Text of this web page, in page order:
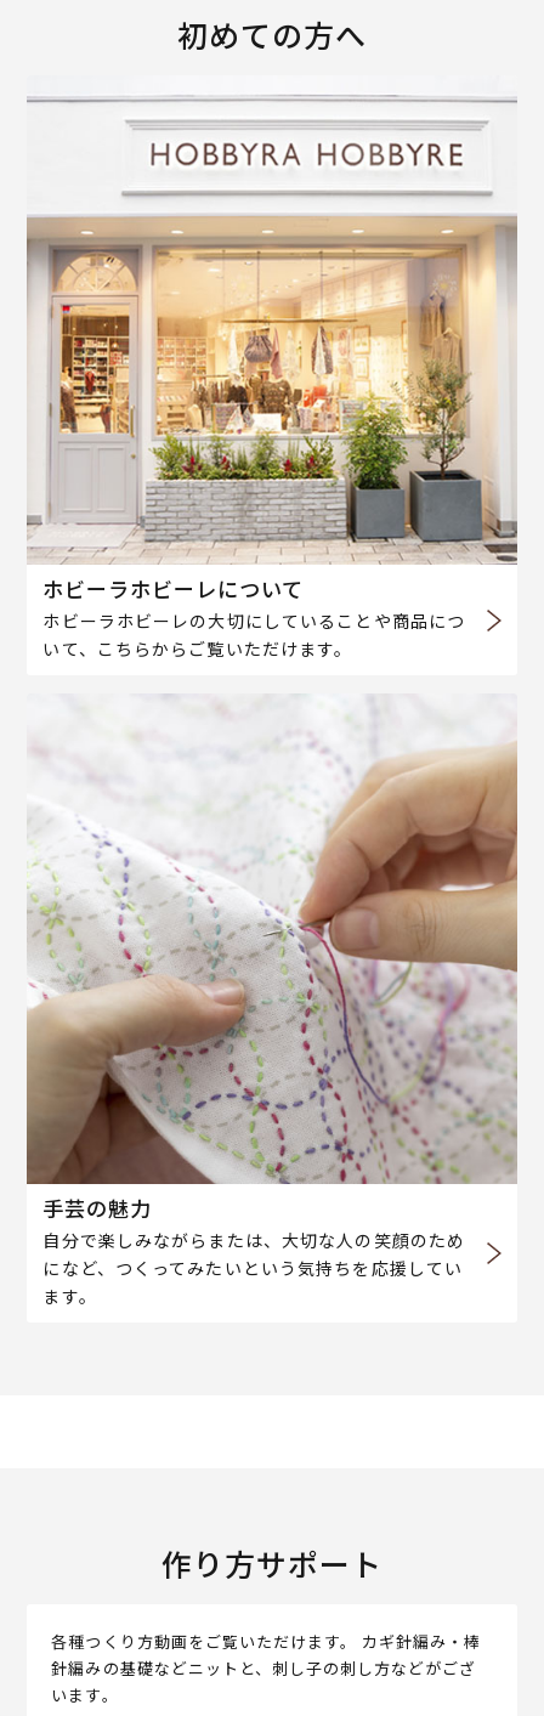
初めての方へ
ホビーラホビーレについて
ホビーラホビーレの大切にしていることや商品につ
いて、こちらからご覧いただけます。
手芸の魅力
自分で楽しみながらまたは、大切な人の笑顔のため
になど、つくってみたいという気持ちを応援してい
ます。
作り方サポート
各種つくり方動画をご覧いただけます。 カギ針編み・棒
針編みの基礎などニットと、刺し子の刺し方などがござ
います。